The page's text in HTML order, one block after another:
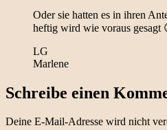
Oder sie hatten es in ihren
heftig wird wie voraus gesagt
LG
Marlene
Schreibe einen
Deine E-Mail-Adresse wird nicht